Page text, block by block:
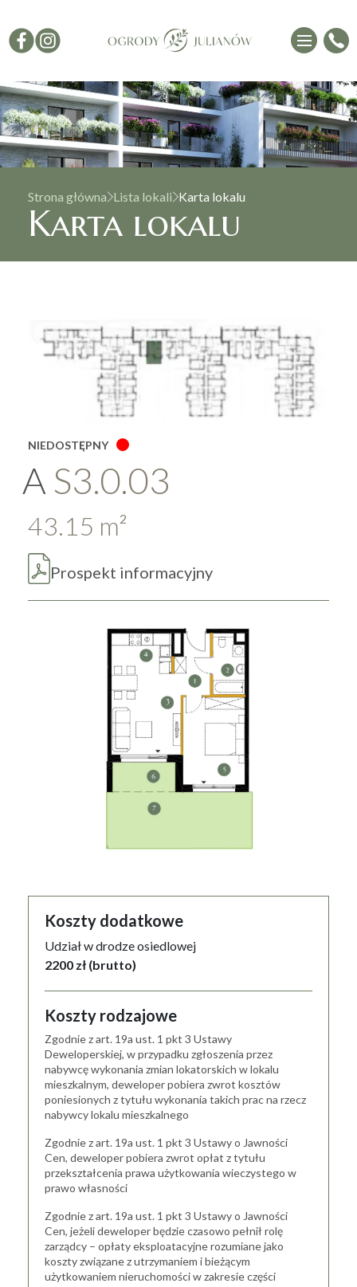
Strona główna Lista lokali Karta lokalu
Karta lokalu
NIEDOSTĘPNY
A S3.0.03
43.15 m2
Prospekt informacyjny
Koszty dodatkowe
Udział w drodze osiedlowej
2200 zł (brutto)
Koszty rodzajowe
Zgodnie z art. 19a ust. 1 pkt 3 Ustawy
Deweloperskiej, w przypadku zgłoszenia przez
nabywcę wykonania zmian lokatorskich w lokalu
mieszkalnym, deweloper pobiera zwrot kosztów
poniesionych z tytułu wykonania takich prac na rzecz
nabywcy lokalu mieszkalnego
Zgodnie z art. 19a ust. 1 pkt 3 Ustawy o Jawności
Cen, deweloper pobiera zwrot opłat z tytułu
przekształcenia prawa użytkowania wieczystego w
prawo własności
Zgodnie z art. 19a ust. 1 pkt 3 Ustawy o Jawności
Cen, jeżeli deweloper będzie czasowo pełnił rolę
zarządcy – opłaty eksploatacyjne rozumiane jako
koszty związane z utrzymaniem i bieżącym
użytkowaniem nieruchomości w zakresie części